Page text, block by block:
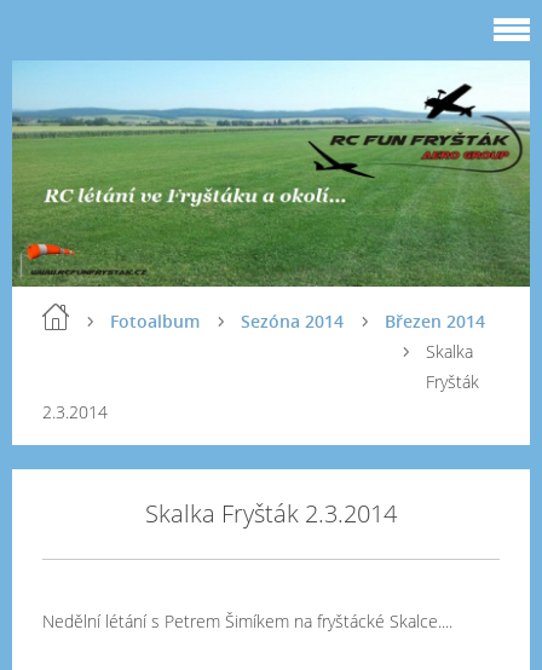
Fotoalbum Sezóna 2014
Březen 2014
Skalka
Fryšták
2.3.2014
Skalka Fryšták 2.3.2014
Nedělní létání s Petrem Šimíkem na fryštácké Skalce....